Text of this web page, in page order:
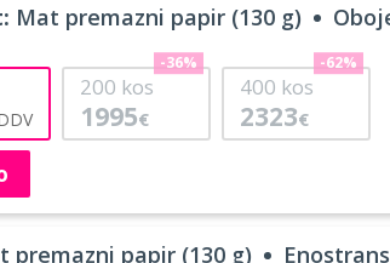
Mat premazni papir (130 g)
200 kos
1995€
-36%
400 kos
2323€
-62%
premazni papir (130 g)